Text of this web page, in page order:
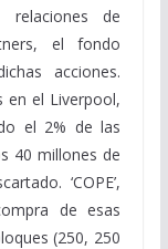
de
el fondo
acciones.
en el Liverpool,
el 2% de las
40 millones de
‘COPE’,
de esas
(250, 250